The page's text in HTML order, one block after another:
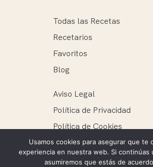
Todas las Recetas
Recetarios
Favoritos
Blog
Aviso Legal
Política de Privacidad
Política de Cookies
Usamos cookies para asegurar que te
experiencia en nuestra web. Si continúas
asumiremos que estás de